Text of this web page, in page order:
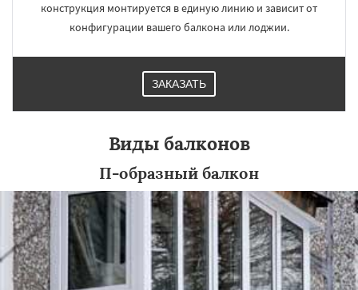
конструкция монтируется в единую линию и зависит от
конфигурации вашего балкона или лоджии.
ЗАКАЗАТЬ
Виды балконов
П-образный балкон